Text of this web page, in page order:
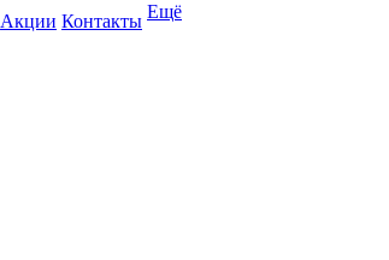
Акции Контакты Ещё